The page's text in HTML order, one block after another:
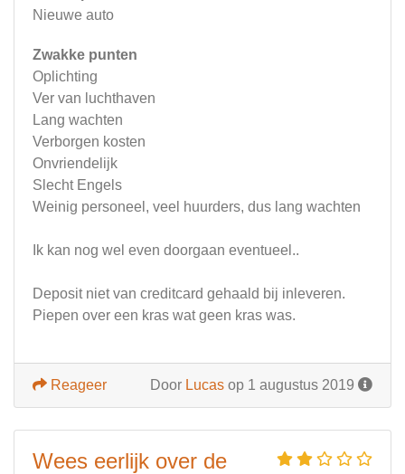
Nieuwe auto
Zwakke punten
Oplichting
Ver van luchthaven
Lang wachten
Verborgen kosten
Onvriendelijk
Slecht Engels
Weinig personeel, veel huurders, dus lang wachten
Ik kan nog wel even doorgaan eventueel..
Deposit niet van creditcard gehaald bij inleveren.
Piepen over een kras wat geen kras was.
Door Lucas op 1 augustus 2019
Reageer
Wees eerlijk over de